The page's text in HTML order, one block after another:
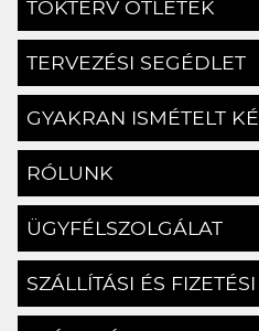
TOKTERV ÖTLETEK
TERVEZÉSI SEGÉDLET
GYAKRAN ISMÉTELT
RÓLUNK
ÜGYFÉLSZOLGÁLAT
SZÁLLÍTÁSI ÉS